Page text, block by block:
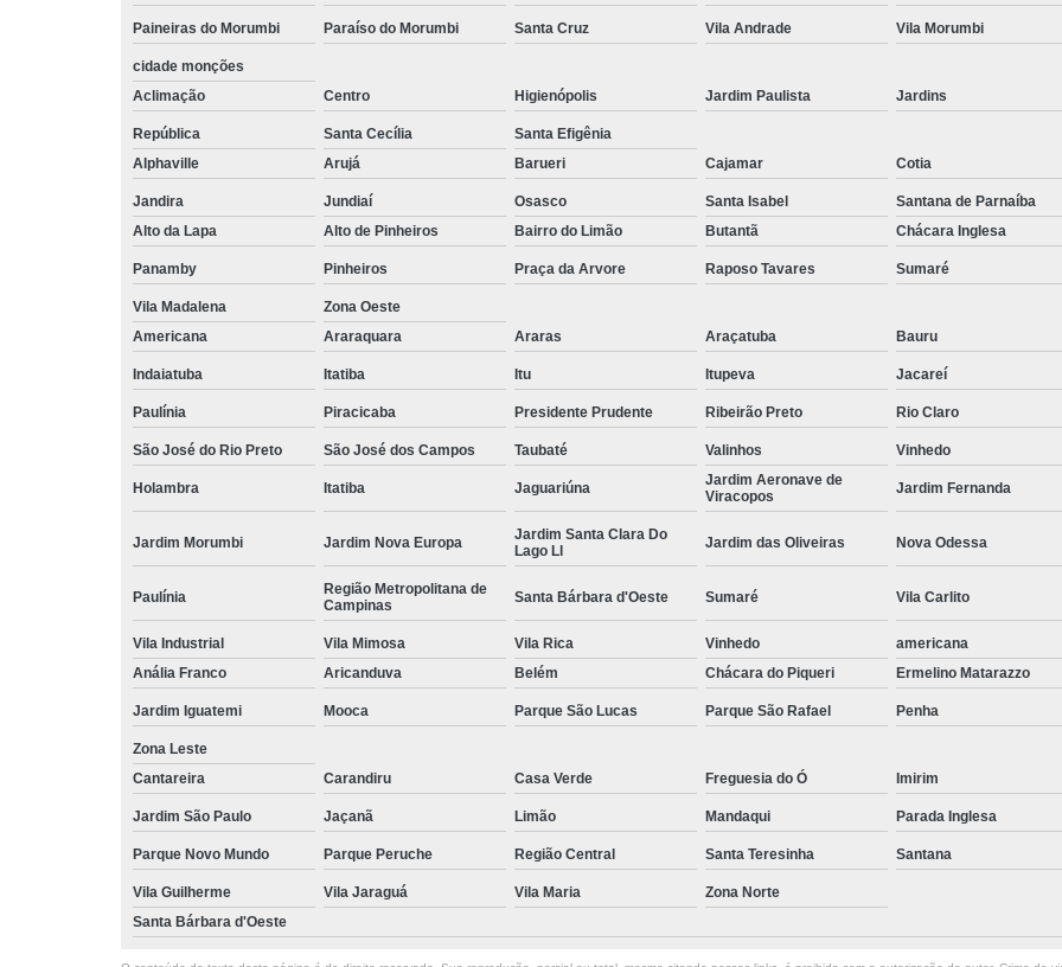
Corte a Laser em Chapa
Corte e Dobra de Chapa a Laser
Corte a Laser em Chapa de Aço
Corte Chapa a Laser
Corte de Chapa a Laser
Corte
Curvamento de Tubos
Curvamento de Tubos a
Curvamento de Tubos de
Curvamento de Tubos
Curvamento de Tubos
Corte e Dobra Chapa
Corte e
Dobra Chapa de Alumínio
Dobra de Chapa de Ferro
Dobradeira de Chapa
Dobra de
Dobra Tubo com Maçarico
Dobra Tubo Quadrado
Dobra
Empresa Corte a Laser
Empresa de Corte a Laser
Paineiras do Morumbi Paraíso do Morumbi Santa Cruz Vila Andrade Vila Morumbi
cidade monções
Aclimação
Centro Higienópolis Jardim Paulista Jardins
República Santa Cecília
Santa Efigênia
Alphaville
Arujá Barueri Cajamar Cotia
Jandira Jundiaí Osasco Santa Isabel Santana de Parnaíba
Alto da Lapa
Alto de Pinheiros Bairro do Limão Butantã Chácara Inglesa
Panamby Pinheiros Praça da Arvore Raposo Tavares Sumaré
Vila Madalena
Zona Oeste
Americana
Araraquara Araras Araçatuba Bauru
Indaiatuba Itatiba Itu Itupeva Jacareí
Paulínia Piracicaba Presidente Prudente Ribeirão Preto Rio Claro
São José do Rio Preto São José dos Campos Taubaté Valinhos Vinhedo
Holambra Itatiba Jaguariúna
Jardim Aeronave de
Viracopos
Jardim Fernanda
Jardim Morumbi Jardim Nova Europa
Jardim Santa Clara Do
Lago Ll
Jardim das Oliveiras Nova Odessa
Paulínia
Região Metropolitana de
Campinas
Santa Bárbara d'Oeste Sumaré Vila Carlito
Vila Industrial Vila Mimosa Vila Rica Vinhedo
americana
Anália Franco
Aricanduva Belém Chácara do Piqueri Ermelino Matarazzo
Jardim Iguatemi Mooca Parque São Lucas Parque São Rafael Penha
Zona Leste
Cantareira
Carandiru Casa Verde Freguesia do Ó Imirim
Jardim São Paulo Jaçanã Limão Mandaqui Parada Inglesa
Parque Novo Mundo Parque Peruche Região Central Santa Teresinha Santana
Vila Guilherme Vila Jaraguá Vila Maria
Zona Norte
Santa Bárbara d'Oeste